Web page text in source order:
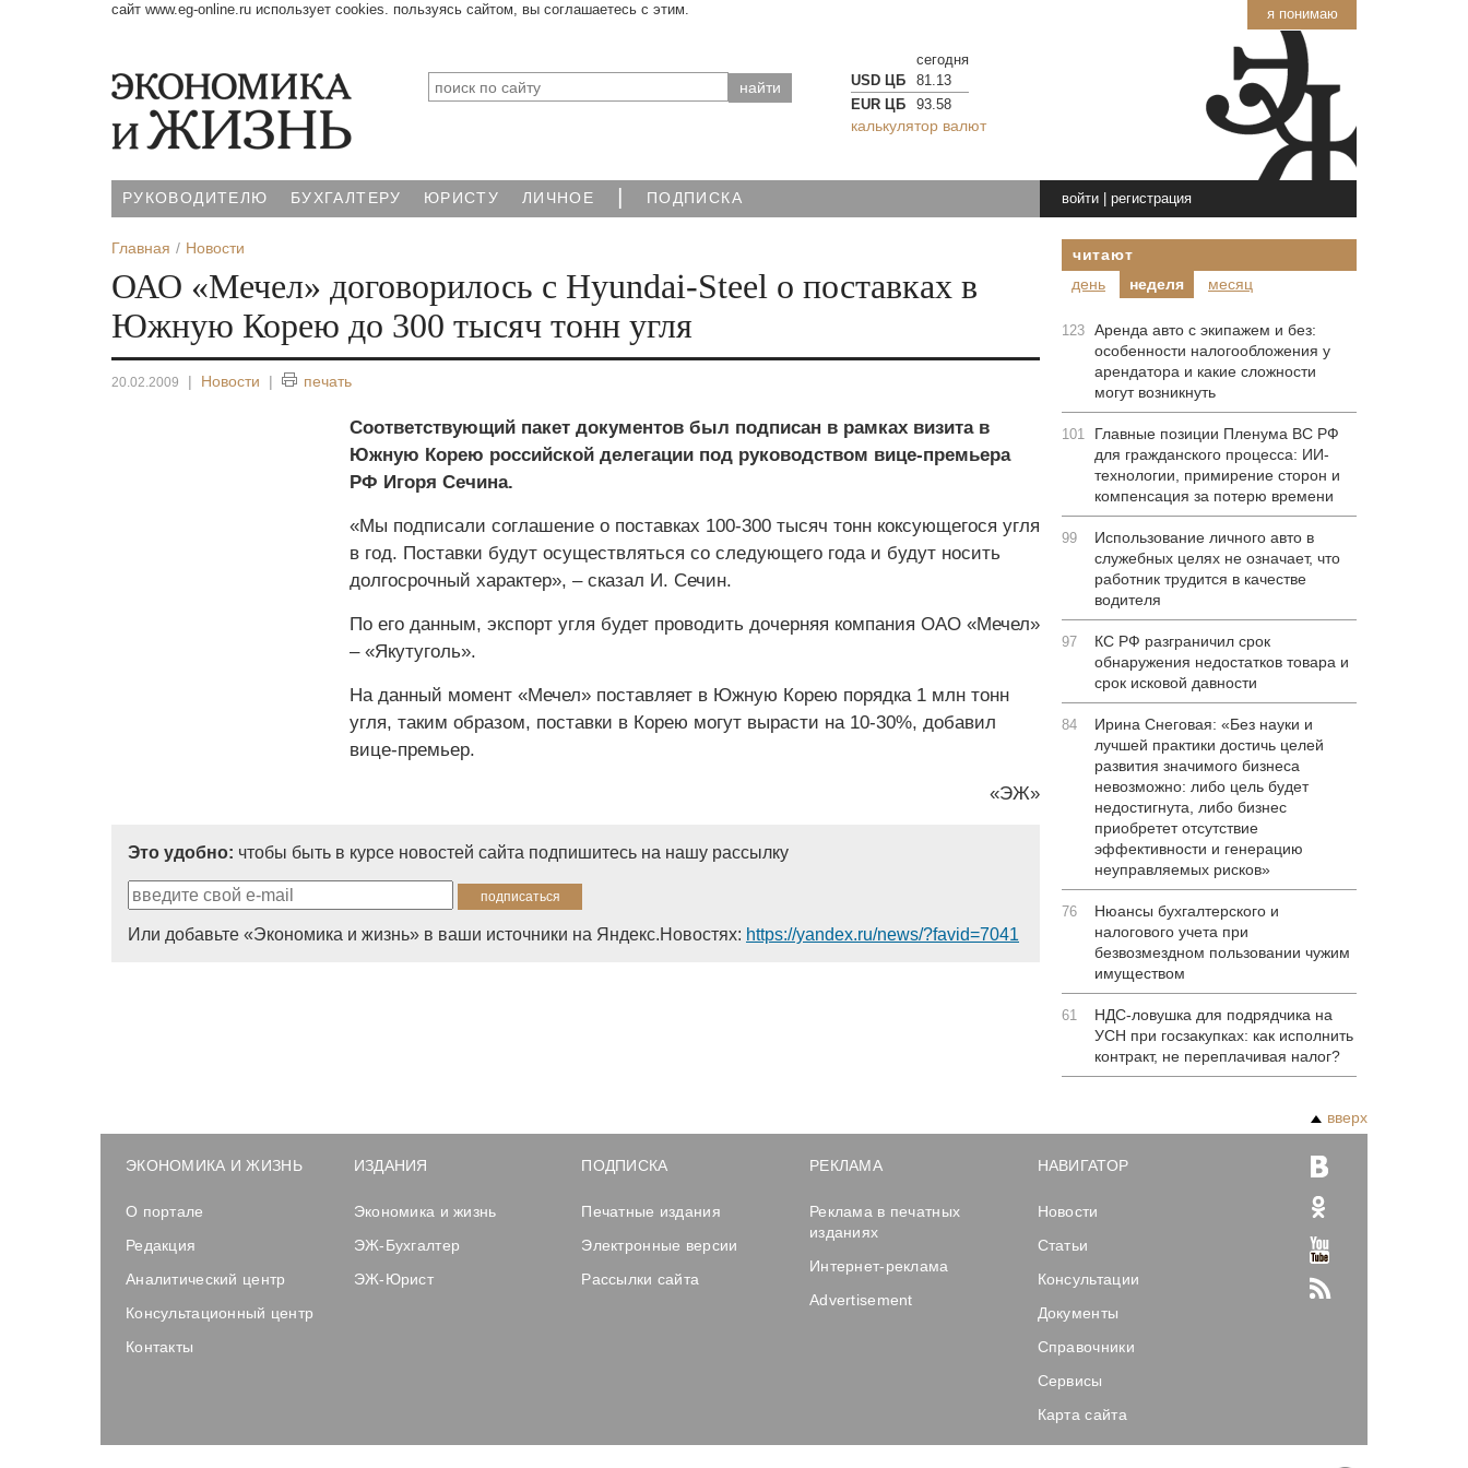
я понимаю
сайт www.eg-online.ru использует cookies. пользуясь сайтом, вы соглашаетесь с этим.
сегодня
USD ЦБ
81.13
EUR ЦБ
93.58
калькулятор валют
РУКОВОДИТЕЛЮ БУХГАЛТЕРУ ЮРИСТУ ЛИЧНОЕ | ПОДПИСКА войти| регистрация
Главная Новости
ОАО «Мечел» договорилось с Hyundai-Steel о поставках в
Южную Корею до 300 тысяч тонн угля
20.02.2009 | Новости | печать
Соответствующий пакет документов был подписан в рамках визита в
Южную Корею российской делегации под руководством вице-премьера
РФ Игоря Сечина.
«Мы подписали соглашение о поставках 100-300 тысяч тонн коксующегося угля
в год. Поставки будут осуществляться со следующего года и будут носить
долгосрочный характер», – сказал И. Сечин.
По его данным, экспорт угля будет проводить дочерняя компания ОАО «Мечел»
– «Якутуголь».
На данный момент «Мечел» поставляет в Южную Корею порядка 1 млн тонн
угля, таким образом, поставки в Корею могут вырасти на 10-30%, добавил
вице-премьер.
«ЭЖ»
Это удобно: чтобы быть в курсе новостей сайта подпишитесь на нашу рассылку
Или добавьте «Экономика и жизнь» в ваши источники на Яндекс.Новостях: https://yandex.ru/news/?favid=7041
читают
день
неделя месяц
123 Аренда авто с экипажем и без:
особенности налогообложения у
арендатора и какие сложности
могут возникнуть
101
Главные позиции Пленума ВС РФ
для гражданского процесса: ИИ-
технологии, примирение сторон и
компенсация за потерю времени
99
Использование личного авто в
служебных целях не означает, что
работник трудится в качестве
водителя
97
КС РФ разграничил срок
обнаружения недостатков товара и
срок исковой давности
84
Ирина Снеговая: «Без науки и
лучшей практики достичь целей
развития значимого бизнеса
невозможно: либо цель будет
недостигнута, либо бизнес
приобретет отсутствие
эффективности и генерацию
неуправляемых рисков»
76
Нюансы бухгалтерского и
налогового учета при
безвозмездном пользовании чужим
имуществом
61
НДС-ловушка для подрядчика на
УСН при госзакупках: как исполнить
контракт, не переплачивая налог?
вверх
ЭКОНОМИКА И ЖИЗНЬ
О портале
Редакция
Аналитический центр
Консультационный центр
Контакты
ИЗДАНИЯ
Экономика и жизнь
ЭЖ-Бухгалтер
ЭЖ-Юрист
ПОДПИСКА
Печатные издания
Электронные версии
Рассылки сайта
РЕКЛАМА
Реклама в печатных
изданиях
Интернет-реклама
Advertisement
НАВИГАТОР
Новости
Статьи
Консультации
Документы
Справочники
Сервисы
Карта сайта